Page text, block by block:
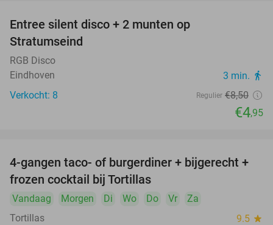
Entree silent disco + 2 munten op
Stratumseind
RGB Disco
Eindhoven
3 min. directions_walk
Verkocht: 8 Regulier €8,50
€4,95
46%
4-gangen taco- of burgerdiner + bijgerecht +
frozen cocktail bij Tortillas
Vandaag Morgen Di Wo Do Vr
Za
Tortillas
9.5 star